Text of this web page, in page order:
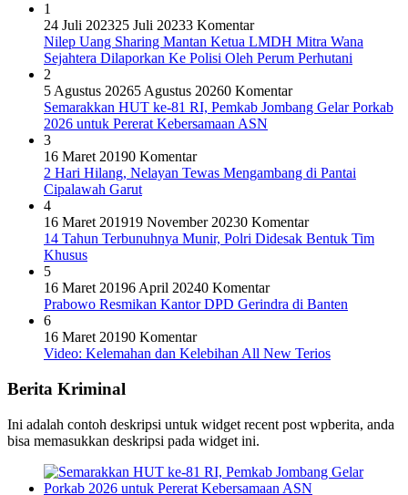
1
24 Juli 202325 Juli 20233 Komentar
Nilep Uang Sharing Mantan Ketua LMDH Mitra Wana
Sejahtera Dilaporkan Ke Polisi Oleh Perum Perhutani
2
5 Agustus 20265 Agustus 20260 Komentar
Semarakkan HUT ke-81 RI, Pemkab Jombang Gelar Porkab
2026 untuk Pererat Kebersamaan ASN
3
16 Maret 20190 Komentar
2 Hari Hilang, Nelayan Tewas Mengambang di Pantai
Cipalawah Garut
4
16 Maret 201919 November 20230 Komentar
14 Tahun Terbunuhnya Munir, Polri Didesak Bentuk Tim
Khusus
5
16 Maret 20196 April 20240 Komentar
Prabowo Resmikan Kantor DPD Gerindra di Banten
6
16 Maret 20190 Komentar
Video: Kelemahan dan Kelebihan All New Terios
Berita Kriminal
Ini adalah contoh deskripsi untuk widget recent post wpberita, anda
bisa memasukkan deskripsi pada widget ini.